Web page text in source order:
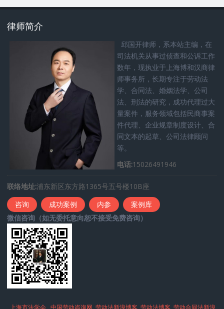
律师简介
邱国开律师，系本站主编，在
司法机关从事过侦查和公诉工作
数年，现执业于上海博和汉商律
师事务所，长期专注于劳动法
学、合同法、婚姻法学、公司
法、刑法的研究，成功代理过大
量案件，服务领域包括民商事案
件代理、企业规章制度设计、合
同文本的起草、公司法律顾问
等。
电话:15026491946
联络地址:浦东新区东方路1365号五号楼10B座
咨询
成功案例 内参
案例库
微信咨询（如无委托意向恕不接受免费咨询）